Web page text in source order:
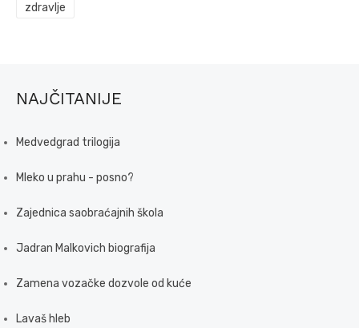
zdravlje
NAJČITANIJE
Medvedgrad trilogija
Mleko u prahu - posno?
Zajednica saobraćajnih škola
Jadran Malkovich biografija
Zamena vozačke dozvole od kuće
Lavaš hleb